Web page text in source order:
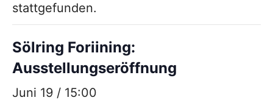
stattgefunden.
Sölring Foriining:
Ausstellungseröffnung
Juni 19 / 15:00